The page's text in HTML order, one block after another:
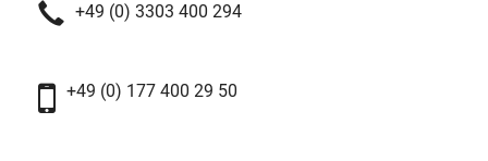
+49 (0) 3303 400 294
+49 (0) 177 400 29 50